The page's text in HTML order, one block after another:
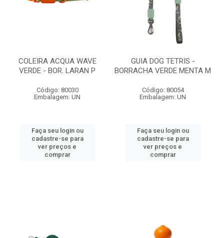
COLEIRA ACQUA WAVE
VERDE - BOR. LARAN P
Código: 80030
Embalagem: UN
Faça seu login ou
cadastre-se para
ver preços e
comprar
GUIA DOG TETRIS -
BORRACHA VERDE MENTA M
Código: 80054
Embalagem: UN
Faça seu login ou
cadastre-se para
ver preços e
comprar